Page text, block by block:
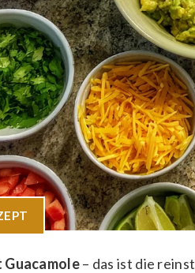
Guacamole– das ist die